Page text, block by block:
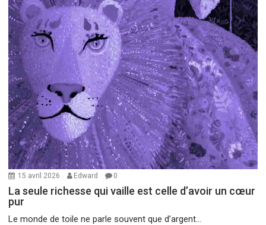
15 avril 2026 Edward 0
La seule richesse qui vaille est celle d’avoir un cœur
pur
Le monde de toile ne parle souvent que d’argent...